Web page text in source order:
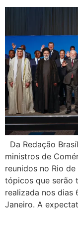
Da Redação
ministros de
reunidos no Rio
tópicos que serão
realizada nos dias
Janeiro. A